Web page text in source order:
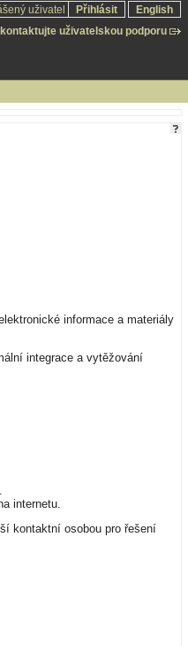
uživatel Přihlásit
English
uživatelskou podporu
informace a materiály
integrace a vytěžování
internetu.
kontaktní osobou pro řešení